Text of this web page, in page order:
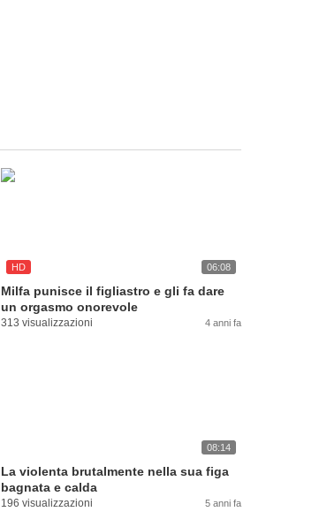
HD 06:08
Milfa punisce il figliastro e gli fa dare
un orgasmo onorevole
313 visualizzazioni 4 anni fa
08:14
La violenta brutalmente nella sua figa
bagnata e calda
196 visualizzazioni 5 anni fa